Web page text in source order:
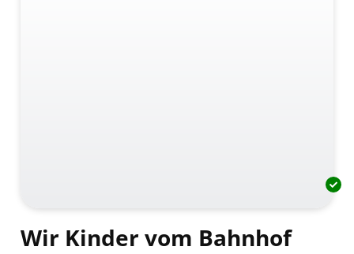
Wir Kinder vom Bahnhof